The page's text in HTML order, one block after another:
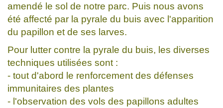
amendé le sol de notre parc. Puis nous avons
été affecté par la pyrale du buis avec l'apparition
du papillon et de ses larves.
Pour lutter contre la pyrale du buis, les diverses
techniques utilisées sont :
- tout d'abord le renforcement des défenses
immunitaires des plantes
- l'observation des vols des papillons adultes